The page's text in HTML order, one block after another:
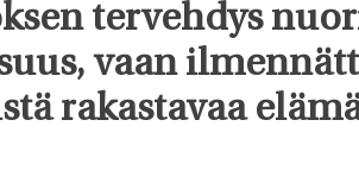
tervehdys
vaan
rakastavaa